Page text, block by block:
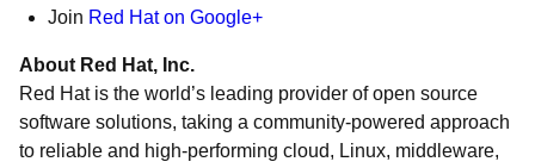
Join Red Hat on Google+
About Red Hat, Inc.
Red Hat is the world’s leading provider of open source
software solutions, taking a community-powered approach
to reliable and high-performing cloud, Linux, middleware,